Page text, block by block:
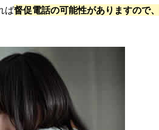
ば督促電話の可能性がありますので、